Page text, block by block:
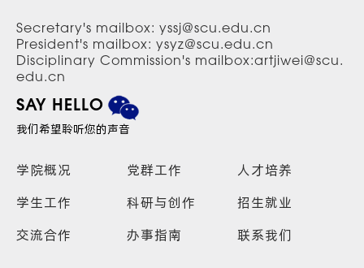
Secretary's mailbox: yssj@scu.edu.cn
President's mailbox: ysyz@scu.edu.cn
Disciplinary Commission's mailbox:artjiwei@scu.
edu.cn
SAY HELLO
我们希望聆听您的声音
学院概况 党群工作
人才培养
学生工作
科研与创作
招生就业
交流合作
办事指南 联系我们